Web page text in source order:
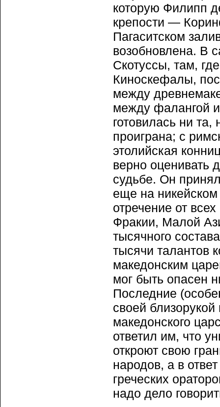
которую Филипп
крепости —
Пагаситском
возобновлена. В
Скотуссы, там,
Киноскефалы,
между
между фалангой и
готовилась ни
проиграна; с
этолийская
верно оценивать
судьбе. Он
еще на
отречение от
Фракии, Малой
тысячного
тысячи талантов
македонским
мог быть опасен
Последние
своей
македонского
ответил им, что
откроют свою
народов, а в
греческих
надо дело